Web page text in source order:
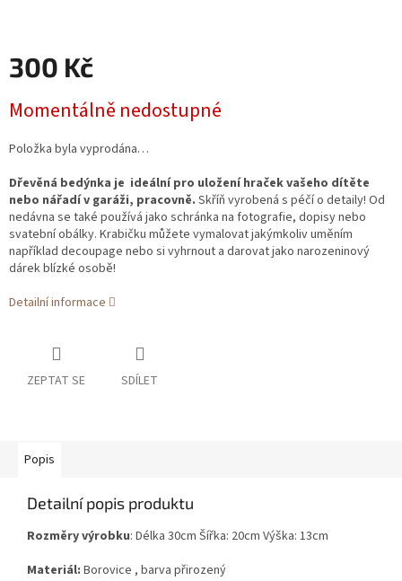
300 Kč
cena:
Momentálně nedostupné
Položka byla vyprodána…
Dřevěná bedýnka je ideální pro uložení hraček vašeho dítěte
nebo nářadí v garáži, pracovně. Skříň vyrobená s péčí o detaily! Od
nedávna se také používá jako schránka na fotografie, dopisy nebo
svatební obálky. Krabičku můžete vymalovat jakýmkoliv uměním
například decoupage nebo si vyhrnout a darovat jako narozeninový
dárek blízké osobě!
Detailní informace
ZEPTAT SE SDÍLET
Popis
Detailní popis produktu
Rozměry výrobku: Délka 30cm Šířka: 20cm Výška: 13cm
Materiál: Borovice , barva přirozený